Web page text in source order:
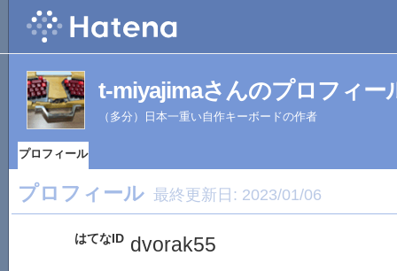
t-miyajimaさんのプロフィー
（多分）日本一重い自作キーボードの作者
プロフィール
プロフィール 最終更新日: 2023/01/06
はてなID dvorak55